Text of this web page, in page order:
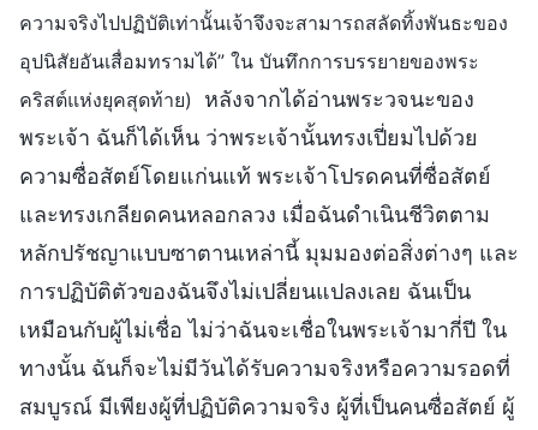
ความจริงไปปฏิบัติเท่านั้นเจ้าจึงจะสามารถสลัดทิ้งพันธะของ
อุปนิสัยอันเสื่อมทรามได้” ใน บันทึกการบรรยายของพระ
คริสต์แห่งยุคสุดท้าย)
หลังจากได้อ่านพระวจนะของ
พระเจ้า ฉันก็ได้เห็น ว่าพระเจ้านั้นทรงเปี่ยมไปด้วย
ความซื่อสัตย์โดยแก่นแท้ พระเจ้าโปรดคนที่ซื่อสัตย์
และทรงเกลียดคนหลอกลวง เมื่อฉันดำเนินชีวิตตาม
หลักปรัชญาแบบซาตานเหล่านี้ มุมมองต่อสิ่งต่างๆ และ
การปฏิบัติตัวของฉันจึงไม่เปลี่ยนแปลงเลย ฉันเป็น
เหมือนกับผู้ไม่เชื่อ ไม่ว่าฉันจะเชื่อในพระเจ้ามากี่ปี ใน
ทางนั้น ฉันก็จะไม่มีวันได้รับความจริงหรือความรอดที่
สมบูรณ์ มีเพียงผู้ที่ปฏิบัติความจริง ผู้ที่เป็นคนซื่อสัตย์ ผู้